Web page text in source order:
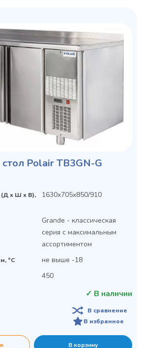
Polair TB3GN-G
(Д х Ш х В),
1630x705x850/910
Grande - классическая
серия с максимальным
ассортиментом
°C не выше -18
450
✓ В наличии
В сравнение
В избранное
В корзину